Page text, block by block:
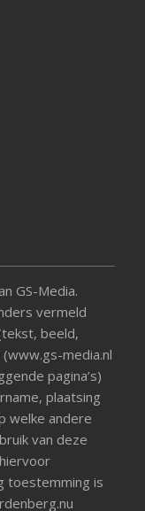
GS-Media.
vermeld
beeld,
media.nl
pagina’s)
plaatsing
welke andere
van deze
toestemming is